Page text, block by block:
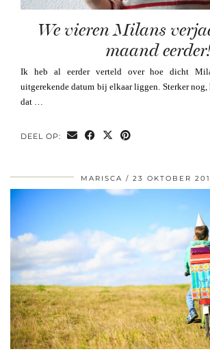
We vieren Milans
maand
Ik heb al eerder verteld over hoe dicht
uitgerekende datum bij elkaar liggen. Sterker nog,
dat …
DEEL OP:
MARISCA 23 OKTOBER